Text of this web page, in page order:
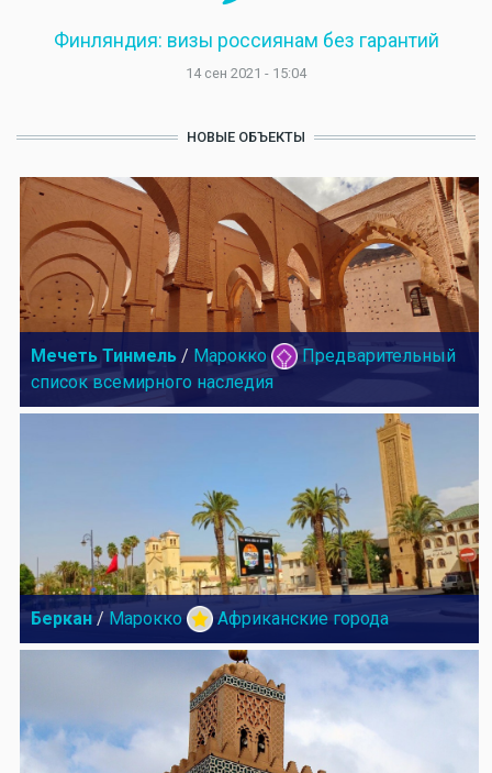
Финляндия: визы россиянам без гарантий
14 сен 2021 - 15:04
НОВЫЕ ОБЪЕКТЫ
Мечеть Тинмель / Марокко
Предварительный
список всемирного наследия
Беркан / Марокко Африканские города